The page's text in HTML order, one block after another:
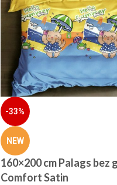
-33%
NEW
160×200 cm Palags bez
Comfort Satin